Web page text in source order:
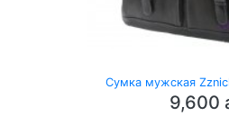
Сумка мужская
9,600